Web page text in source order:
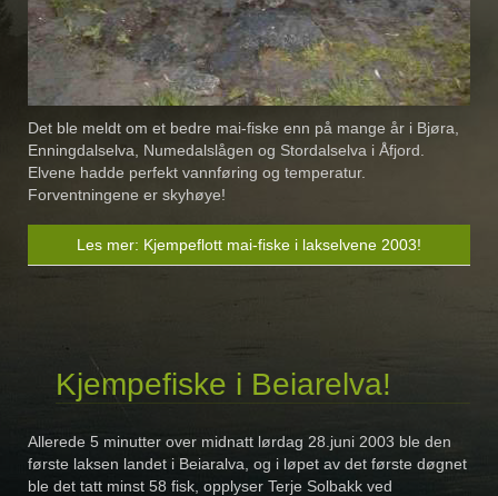
Det ble meldt om et bedre mai-fiske enn på mange år i Bjøra,
Enningdalselva, Numedalslågen og Stordalselva i Åfjord.
Elvene hadde perfekt vannføring og temperatur.
Forventningene er skyhøye!
Les mer: Kjempeflott mai-fiske i lakselvene 2003!
Kjempefiske i Beiarelva!
Allerede 5 minutter over midnatt lørdag 28.juni 2003 ble den
første laksen landet i Beiaralva, og i løpet av det første døgnet
ble det tatt minst 58 fisk, opplyser Terje Solbakk ved